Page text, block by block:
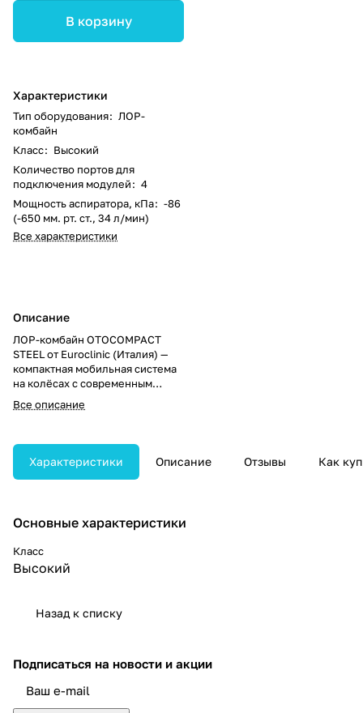
В корзину
Характеристики
Тип оборудования: ЛОР-
комбайн
Класс: Высокий
Количество портов для
подключения модулей: 4
Мощность аспиратора, кПа: -86
(-650 мм. рт. ст., 34 л/мин)
Все характеристики
Описание
ЛОР-комбайн OTOCOMPACT
STEEL от Euroclinic (Италия) —
компактная мобильная система
на колёсах с современным
дизайном и расширенным
комплектом инструментов для
Все описание
Характеристики Описание Отзывы Как
Основные характеристики
Класс
Высокий
Назад к списку
Подписаться на новости и акции